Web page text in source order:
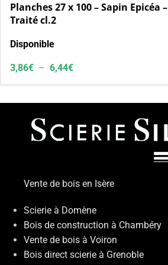
Planches 27 x 100 – Sapin Epicéa –
Traité cl.2
Disponible
3,86€ – 6,44€
Vente de bois en Isère
Scierie à Domène
Bois de construction à Chambéry
Vente de bois à Voiron
Bois direct scierie à Grenoble